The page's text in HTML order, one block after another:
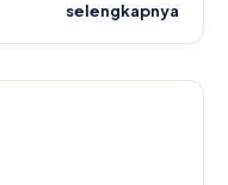
selengkapnya